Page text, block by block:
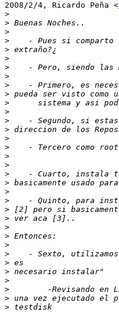
2008/2/4, Ricardo Peña <
>
>
>
>
>
>
>
>
>
>
>
>
>
>
>
>
>
>
>
>
>
>
>
>
>
>
>
>
>
>
>
>
>
>